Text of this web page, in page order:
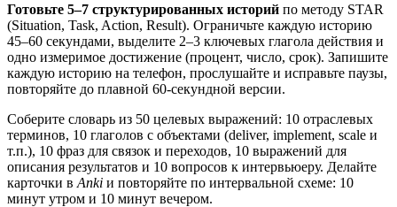
Готовьте 5–7 структурированных историй по методу STAR
(Situation, Task, Action, Result). Ограничьте каждую историю
45–60 секундами, выделите 2–3 ключевых глагола действия и
одно измеримое достижение (процент, число, срок). Запишите
каждую историю на телефон, прослушайте и исправьте паузы,
повторяйте до плавной 60-секундной версии.
Соберите словарь из 50 целевых выражений: 10 отраслевых
терминов, 10 глаголов с объектами (deliver, implement, scale и
т.п.), 10 фраз для связок и переходов, 10 выражений для
описания результатов и 10 вопросов к интервьюеру. Делайте
карточки в Anki и повторяйте по интервальной схеме: 10
минут утром и 10 минут вечером.